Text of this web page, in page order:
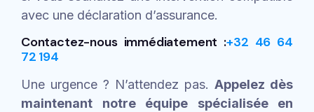
avec une déclaration d’assurance.
Contactez-nous immédiatement :+32 46 64
72 194
Une urgence ? N’attendez pas. Appelez dès
maintenant notre équipe spécialisée en